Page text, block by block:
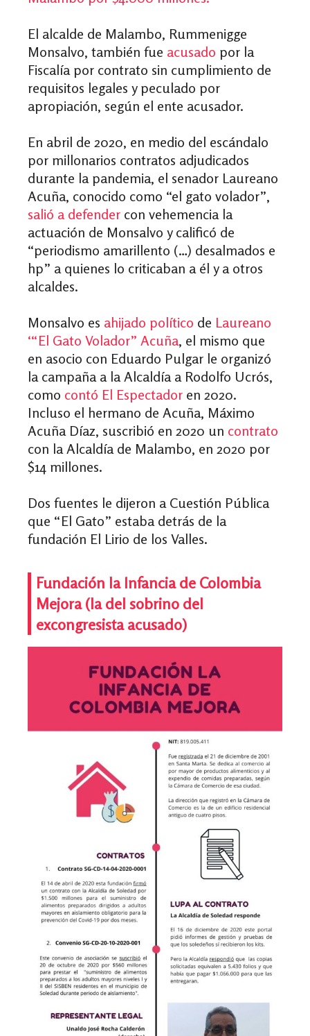
El alcalde de Malambo, Rummenigge
Monsalvo, también fue acusado por la
Fiscalía por contrato sin cumplimiento de
requisitos legales y peculado por
apropiación, según el ente acusador.
En abril de 2020, en medio del escándalo
por millonarios contratos adjudicados
durante la pandemia, el senador Laureano
Acuña, conocido como “el gato volador”,
salió a defender con vehemencia la
actuación de Monsalvo y calificó de
“periodismo amarillento (…) desalmados e
hp” a quienes lo criticaban a él y a otros
alcaldes.
Monsalvo es ahijado político de Laureano
‘“El Gato Volador” Acuña, el mismo que
en asocio con Eduardo Pulgar le organizó
la campaña a la Alcaldía a Rodolfo Ucrós,
como contó El Espectador en 2020.
Incluso el hermano de Acuña, Máximo
Acuña Díaz, suscribió en 2020 un contrato
con la Alcaldía de Malambo, en 2020 por
$14 millones.
Dos fuentes le dijeron a Cuestión Pública
que “El Gato” estaba detrás de la
fundación El Lirio de los Valles.
Fundación la Infancia de Colombia
Mejora (la del sobrino del
excongresista acusado)